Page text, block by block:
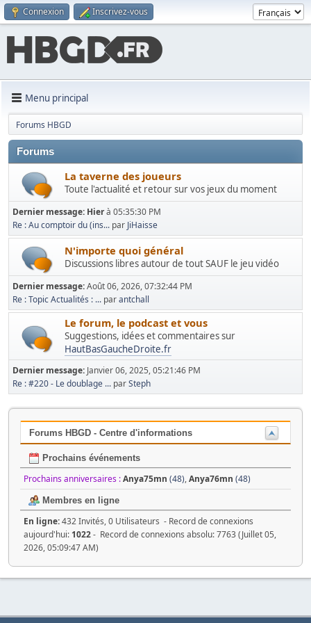
Connexion Inscrivez-vous
Menu principal
Forums HBGD
Forums
La taverne des joueurs
Toute l'actualité et retour sur vos jeux du moment
Dernier message: Hierà 05:35:30 PM
Re : Au comptoir du (ins... par JiHaisse
N'importe quoi général
Discussions libres autour de tout SAUF le jeu vidéo
Dernier message:Août 06, 2026, 07:32:44 PM
Re : Topic Actualités : ... parantchall
Le forum, le podcast et vous
Suggestions, idées et commentaires sur
HautBasGaucheDroite.fr
Dernier message: Janvier 06, 2025, 05:21:46 PM
Re : #220 - Le doublage ... parSteph
Forums HBGD - Centre d'informations
Prochains événements
Prochains anniversaires :Anya75mn (48),Anya76mn (48)
Membres en ligne
En ligne:432 Invités, 0 Utilisateurs - Record de connexions
aujourd'hui: 1022- Record de connexions absolu: 7763 (Juillet 05,
2026, 05:09:47 AM)